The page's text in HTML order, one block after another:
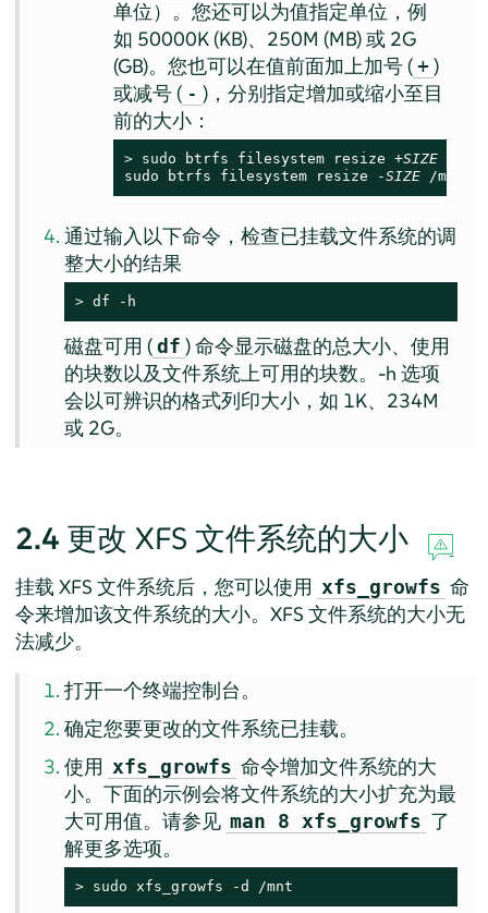
单位）。您还可以为值指定单位，例
如 50000K (KB)、250M (MB) 或 2G
(GB)。您也可以在值前面加上加号 (+ )
或减号 ( - )，分别指定增加或缩小至目
前的大小：
> sudo btrfs filesystem resize +SIZE
sudo btrfs filesystem resize -SIZE /mnt
通过输入以下命令，检查已挂载文件系统的调
整大小的结果
> df -h
磁盘可用 (df ) 命令显示磁盘的总大小、使用
的块数以及文件系统上可用的块数。-h 选项
会以可辨识的格式列印大小，如 1K、234M
或 2G。
2.4 更改 XFS 文件系统的大小
挂载 XFS 文件系统后，您可以使用 xfs_growfs 命
令来增加该文件系统的大小。XFS 文件系统的大小无
法减少。
打开一个终端控制台。
确定您要更改的文件系统已挂载。
使用 xfs_growfs 命令增加文件系统的大
小。下面的示例会将文件系统的大小扩充为最
大可用值。请参见 man 8 xfs_growfs 了
解更多选项。
> sudo xfs_growfs -d /mnt